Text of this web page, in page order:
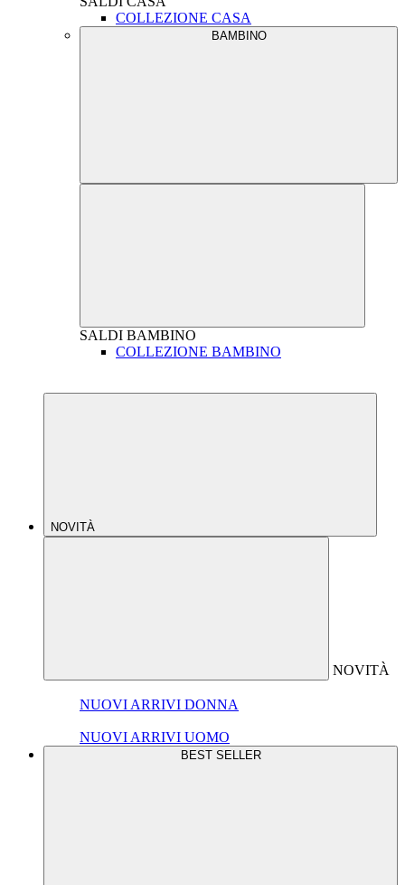
COLLEZIONE CASA
BAMBINO
SALDI BAMBINO
COLLEZIONE BAMBINO
NOVITÀ
NOVITÀ
NUOVI ARRIVI DONNA
NUOVI ARRIVI UOMO
BEST SELLER